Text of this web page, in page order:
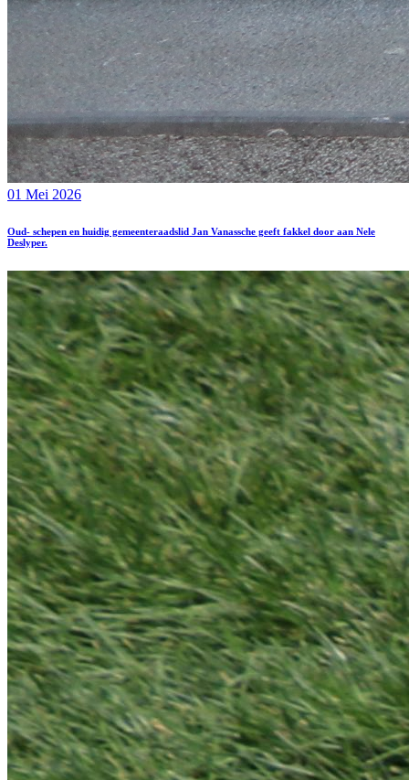
01 Mei 2026
Oud- schepen en huidig gemeenteraadslid Jan Vanassche geeft fakkel door aan Nele
Deslyper.